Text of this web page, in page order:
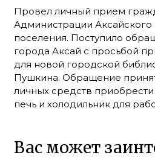
Провел личный прием
Администрации Аксайского
поселения. Поступило
города Аксай с просьбой
для новой городской
Пушкина. Обращение
личных средств
печь и холодильник для
Вас может